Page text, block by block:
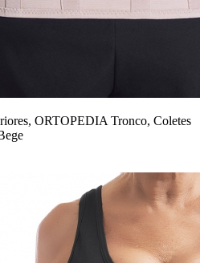
ORTOPEDIA Tronco, Coletes